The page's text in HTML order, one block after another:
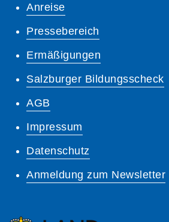
Anreise
Pressebereich
Ermäßigungen
Salzburger Bildungsscheck
AGB
Impressum
Datenschutz
Anmeldung zum Newsletter